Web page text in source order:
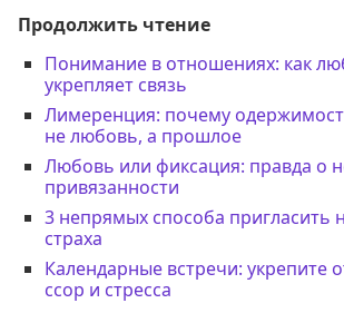
Продолжить чтение
Понимание в отношениях: как
укрепляет связь
Лимеренция: почему
не любовь, а прошлое
Любовь или фиксация: правда о
привязанности
3 непрямых способа пригласить
страха
Календарные встречи: укрепите
ссор и стресса